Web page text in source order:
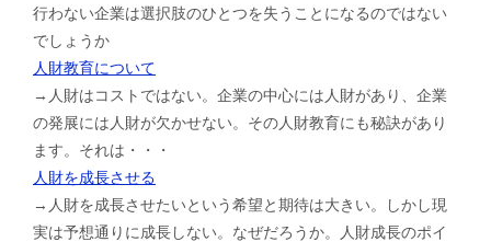
行わない企業は選択肢のひとつを失うことになるのではない
でしょうか
人財教育について
→人財はコストではない。企業の中心には人財があり、企業
の発展には人財が欠かせない。その人財教育にも秘訣があり
ます。それは・・・
人財を成長させる
→人財を成長させたいという希望と期待は大きい。しかし現
実は予想通りに成長しない。なぜだろうか。人財成長のポイ